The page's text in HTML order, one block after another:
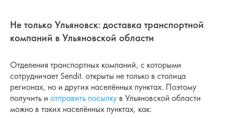
Не только Ульяновск: доставка транспортной
компаний в Ульяновской области
Отделения транспортных компаний, с которыми
сотрудничает Sendit. открыты не только в столица
регионах, но и других населённых пунктах. Поэтому
получить и отправить посылку в Ульяновской области
можно в таких населённых пунктах, как: